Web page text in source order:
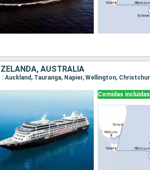
ZELANDA, AUSTRALIA
Comidas incluidas